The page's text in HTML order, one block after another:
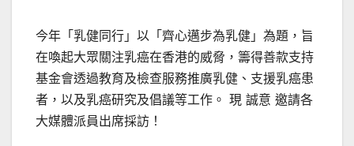
今年「乳健同行」以「齊心邁步為乳健」為題，旨
在喚起大眾關注乳癌在香港的威脅，籌得善款支持
基金會透過教育及檢查服務推廣乳健、支援乳癌患
者，以及乳癌研究及倡議等工作。 現 誠意 邀請各
大媒體派員出席採訪！